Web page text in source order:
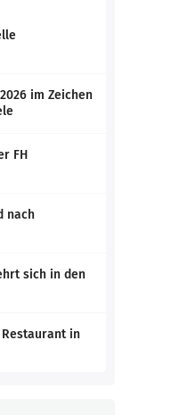
im Zeichen
FH
nach
sich in den
Restaurant in